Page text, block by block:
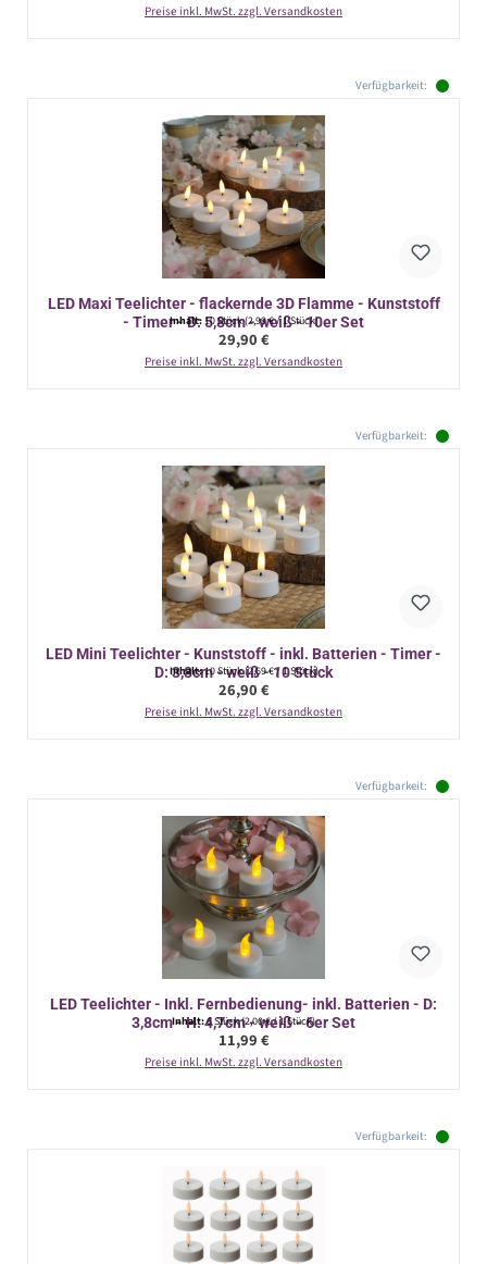
Preise inkl. MwSt. zzgl. Versandkosten
Verfügbarkeit:
LED Maxi Teelichter - flackernde 3D Flamme - Kunststoff
- Timer - D: 5,8cm - weiß - 10er Set
Inhalt:10 Stück(2,99 € / 1 Stück)
Regulärer Preis:
29,90 €
Preise inkl. MwSt. zzgl. Versandkosten
Verfügbarkeit:
LED Mini Teelichter - Kunststoff - inkl. Batterien - Timer -
D: 3,8cm - weiß - 10 Stück
Inhalt:10 Stück(2,69 € / 1 Stück)
Regulärer Preis:
26,90 €
Preise inkl. MwSt. zzgl. Versandkosten
Verfügbarkeit:
LED Teelichter - Inkl. Fernbedienung- inkl. Batterien - D:
3,8cm - H: 4,7cm - weiß - 6er Set
Inhalt:6 Stück(2,00 € / 1 Stück)
Regulärer Preis:
11,99 €
Preise inkl. MwSt. zzgl. Versandkosten
Verfügbarkeit: